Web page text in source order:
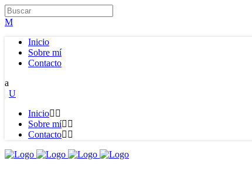
Inicio
Sobre mí
Contacto
Inicio
Sobre mí
Contacto